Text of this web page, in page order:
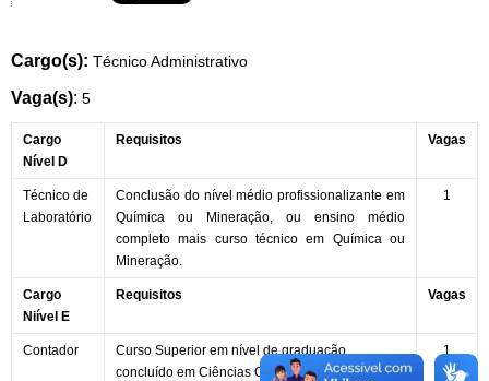
Cargo(s): Técnico Administrativo
Vaga(s): 5
Cargo
Nível D
Requisitos Vagas
Técnico de
Laboratório
Conclusão do nível médio profissionalizante em
Química ou Mineração, ou ensino médio
completo mais curso técnico em Química ou
Mineração.
1
Cargo
Niível E
Requisitos Vagas
Contador
Curso Superior em nível de graduação
concluído em Ciências Contábeis e registro no
1